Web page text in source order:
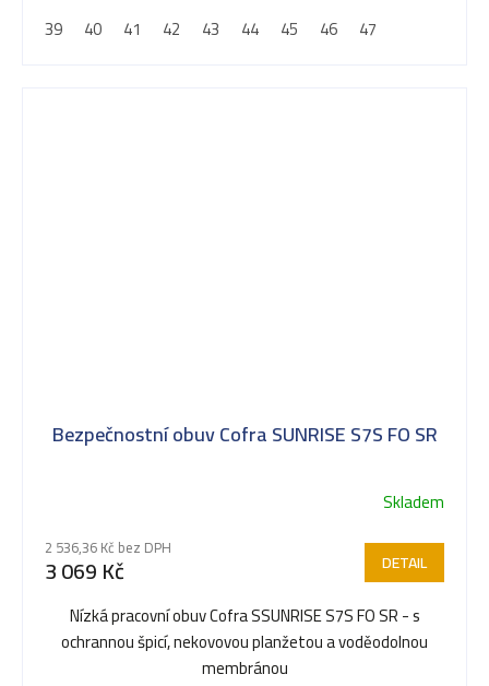
hvězdiček.
39
40 41 42 43 44 45 46 47
Bezpečnostní obuv Cofra SUNRISE S7S FO SR
Skladem
2 536,36 Kč bez DPH
3 069 Kč DETAIL
Nízká pracovní obuv Cofra SSUNRISE S7S FO SR - s
ochrannou špicí, nekovovou planžetou a voděodolnou
membránou